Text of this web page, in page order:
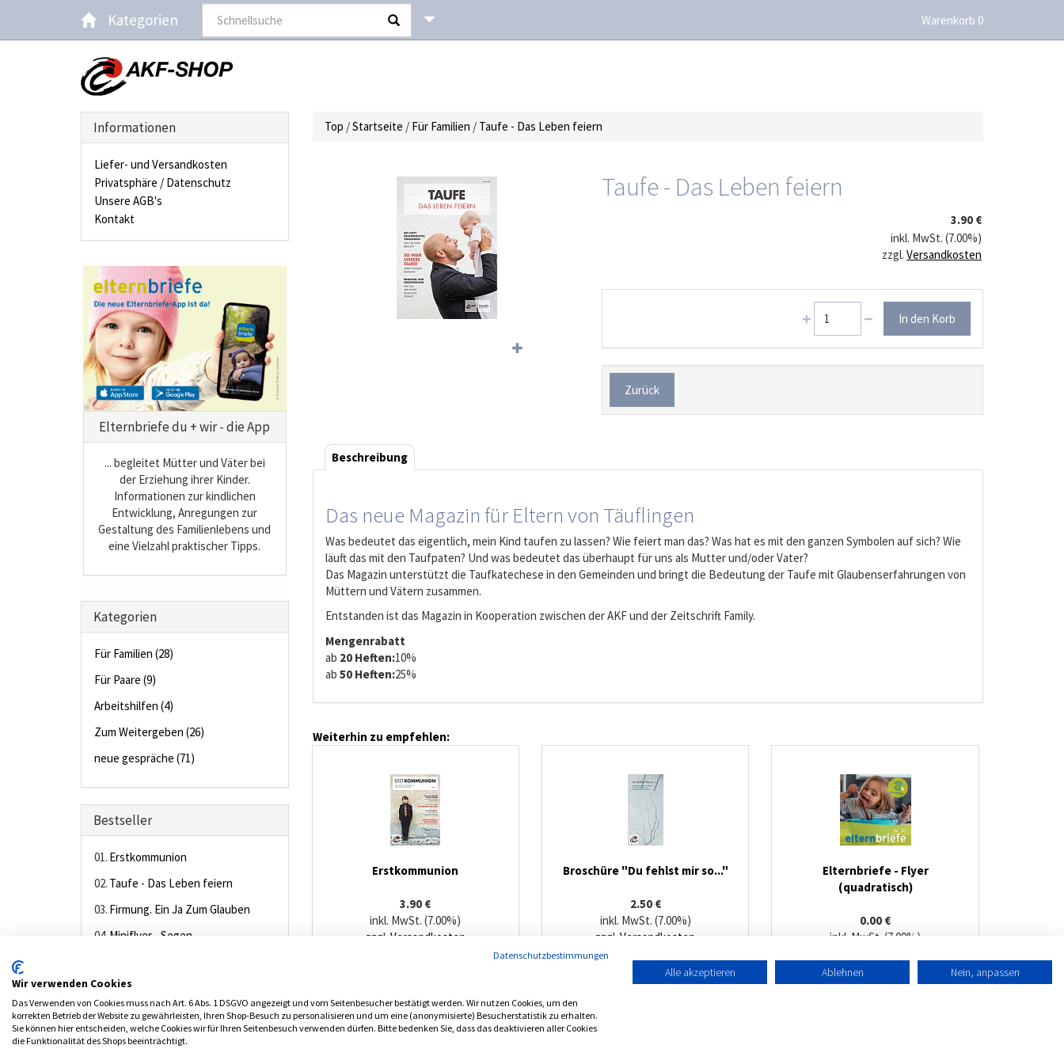
Kategorien Warenkorb 0
Top /Startseite / Für Familien / Taufe - Das Leben feiern
Taufe - Das Leben feiern
3.90 €
inkl. MwSt. (7.00%)
zzgl. Versandkosten
Zurück
Beschreibung
Das neue Magazin für Eltern von Täuflingen
Was bedeutet das eigentlich, mein Kind taufen zu lassen? Wie feiert man das? Was hat es mit den ganzen Symbolen auf sich? Wie
läuft das mit den Taufpaten? Und was bedeutet das überhaupt für uns als Mutter und/oder Vater?
Das Magazin unterstützt die Taufkatechese in den Gemeinden und bringt die Bedeutung der Taufe mit Glaubenserfahrungen von
Müttern und Vätern zusammen.
Entstanden ist das Magazin in Kooperation zwischen der AKF und der Zeitschrift Family.
Mengenrabatt
ab 20 Heften:10%
ab 50 Heften:25%
Weiterhin zu empfehlen:
Erstkommunion
3.90 €
inkl. MwSt. (7.00%)
zzgl. Versandkosten
Broschüre "Du fehlst mir so..."
2.50 €
inkl. MwSt. (7.00%)
zzgl.Versandkosten
Elternbriefe - Flyer
(quadratisch)
0.00 €
inkl. MwSt. (7.00%)
Informationen
Liefer- und Versandkosten
Privatsphäre / Datenschutz
Unsere AGB's
Kontakt
Elternbriefe du + wir - die App
... begleitet Mütter und Väter bei
der Erziehung ihrer Kinder.
Informationen zur kindlichen
Entwicklung, Anregungen zur
Gestaltung des Familienlebens und
eine Vielzahl praktischer Tipps.
Kategorien
Für Familien (28)
Für Paare (9)
Arbeitshilfen (4)
Zum Weitergeben (26)
neue gespräche (71)
Bestseller
01. Erstkommunion
02. Taufe - Das Leben feiern
03. Firmung. Ein Ja Zum Glauben
04. Miniflyer - Segen
Weihnachten"
Kontakt Impressum AKF-Datenschutz AGB
Datenschutzbestimmungen
Wir verwenden Cookies
Das Verwenden von Cookies muss nach Art. 6 Abs. 1 DSGVO angezeigt und vom Seitenbesucher bestätigt werden. Wir nutzen Cookies, um den
korrekten Betrieb der Website zu gewährleisten, Ihren Shop-Besuch zu personalisieren und um eine (anonymisierte) Besucherstatistik zu erhalten.
Sie können hier entscheiden, welche Cookies wir für Ihren Seitenbesuch verwenden dürfen. Bitte bedenken Sie, dass das deaktivieren aller Cookies
die Funktionalität des Shops beeinträchtigt.
Alle akzeptieren Ablehnen Nein, anpassen